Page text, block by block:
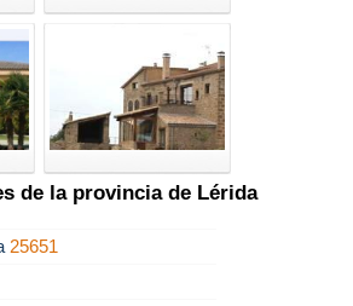
de la provincia de Lérida
25651